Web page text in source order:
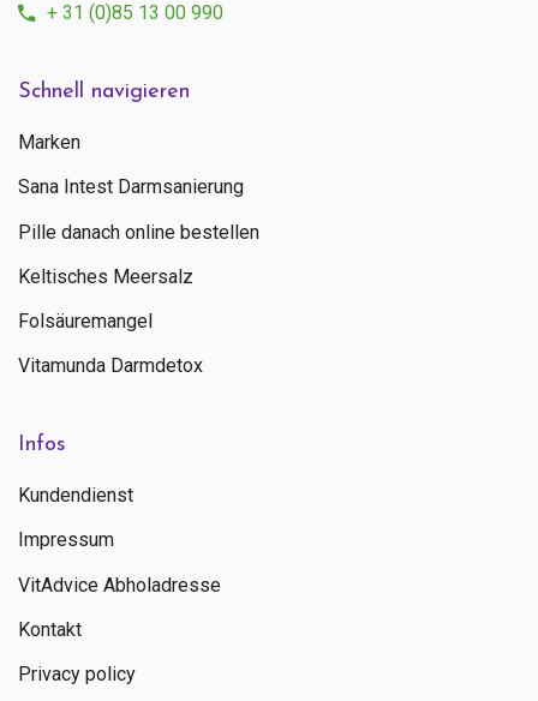
Schnell navigieren
Marken
Sana Intest Darmsanierung
Pille danach online bestellen
Keltisches Meersalz
Folsäuremangel
Vitamunda Darmdetox
Infos
Kundendienst
Impressum
VitAdvice Abholadresse
Kontakt
Privacy policy
+ 31 (0)85 13 00 990